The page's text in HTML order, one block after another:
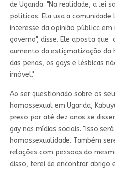
de Uganda. "Na realidade, a lei
políticos. Ela usa a comunidade
interesse da opinião pública
governo", disse. Ele aposta que
aumento da estigmatização da
das penas, os gays e lésbicas
imóvel."
Ao ser questionado sobre os
homossexual em Uganda,
preso por até dez anos se
gay nas mídias sociais. "Isso
homossexualidade. Também
relações com pessoas do
disso, terei de encontrar